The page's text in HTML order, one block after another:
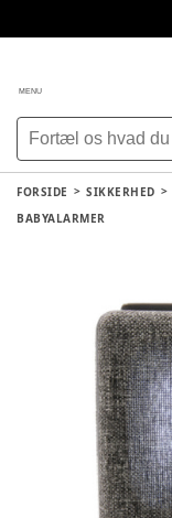
MENU
FORSIDE SIKKERHED
BABYALARMER